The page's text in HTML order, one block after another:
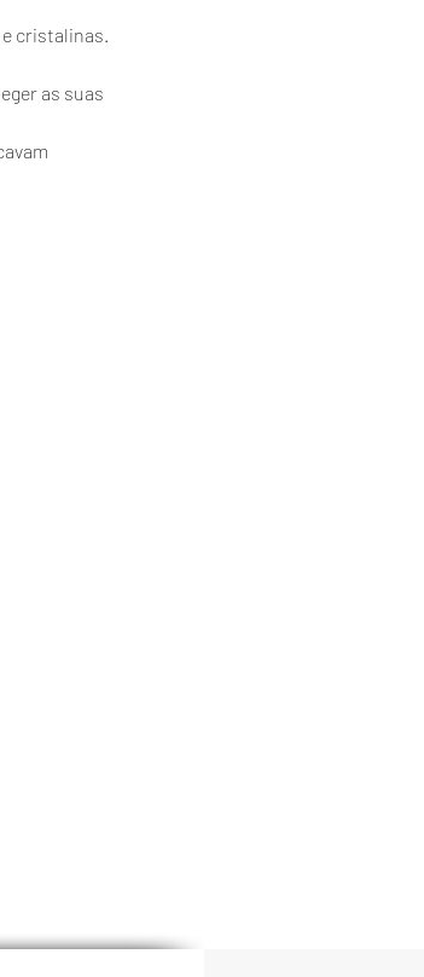
e cristalinas.
as suas